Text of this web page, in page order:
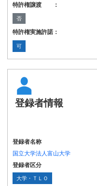
特許権譲渡 ：
否
特許権実施許諾：
可
登録者情報
登録者名称
国立大学法人富山大学
登録者区分
大学・ＴＬＯ